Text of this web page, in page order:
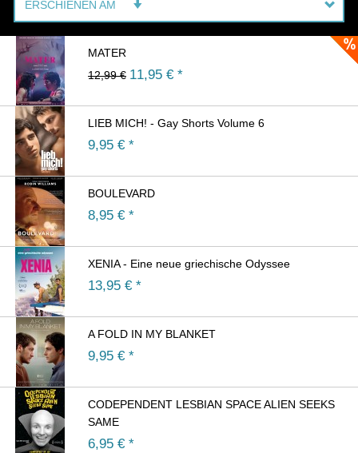
ERSCHIENEN AM
MATER
12,99 € 11,95 € *
LIEB MICH! - Gay Shorts Volume 6
9,95 € *
BOULEVARD
8,95 € *
XENIA - Eine neue griechische Odyssee
13,95 € *
A FOLD IN MY BLANKET
9,95 € *
CODEPENDENT LESBIAN SPACE ALIEN SEEKS
SAME
6,95 € *